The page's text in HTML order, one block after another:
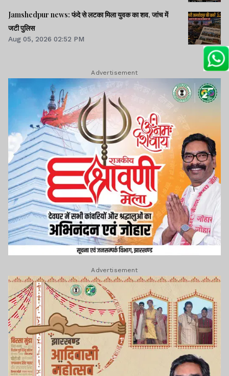
Jamshedpur news: फंदे से लटका मिला युवक का शव, जांच में
जटी पुलिस
Aug 05, 2026 02:52 PM
Advertisement
Advertisement